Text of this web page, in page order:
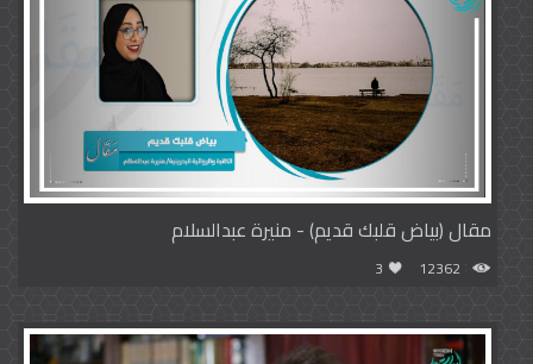
مقال (بياض قلبك قديم) - منيرة عبدالسلام
12362
3